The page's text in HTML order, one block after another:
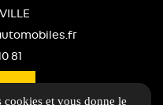
81
cookies et vous donne le